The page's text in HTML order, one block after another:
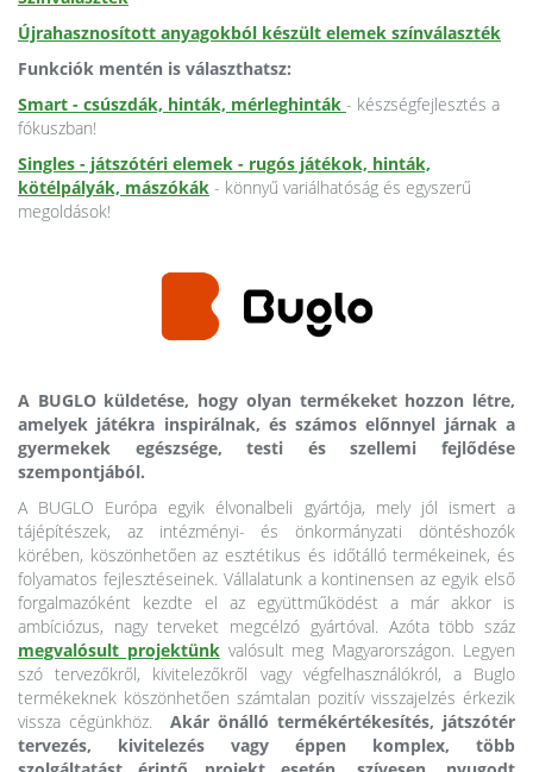
Újrahasznosított anyagokból készült elemek színválaszték
Funkciók mentén is választhatsz:
Smart - csúszdák, hinták, mérleghinták - készségfejlesztés a
fókuszban!
Singles - játszótéri elemek - rugós játékok, hinták,
kötélpályák, mászókák - könnyű variálhatóság és egyszerű
megoldások!
A BUGLO küldetése, hogy olyan termékeket hozzon létre,
amelyek játékra inspirálnak, és számos előnnyel járnak a
gyermekek egészsége, testi és szellemi fejlődése
szempontjából.
A BUGLO Európa egyik élvonalbeli gyártója, mely jól ismert a
tájépítészek, az intézményi- és önkormányzati döntéshozók
körében, köszönhetően az esztétikus és időtálló termékeinek, és
folyamatos fejlesztéseinek. Vállalatunk a kontinensen az egyik első
forgalmazóként kezdte el az együttműködést a már akkor is
ambíciózus, nagy terveket megcélzó gyártóval. Azóta több száz
megvalósult projektünkvalósult meg Magyarországon. Legyen
szó tervezőkről, kivitelezőkről vagy végfelhasználókról, a Buglo
termékeknek köszönhetően számtalan pozitív visszajelzés érkezik
vissza cégünkhöz. Akár önálló termékértékesítés, játszótér
tervezés, kivitelezés vagy éppen komplex, több